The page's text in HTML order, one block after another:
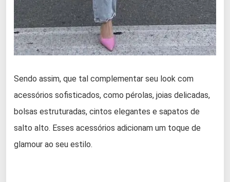
Sendo assim, que tal complementar seu look com
acessórios sofisticados, como pérolas, joias delicadas,
bolsas estruturadas, cintos elegantes e sapatos de
salto alto. Esses acessórios adicionam um toque de
glamour ao seu estilo.